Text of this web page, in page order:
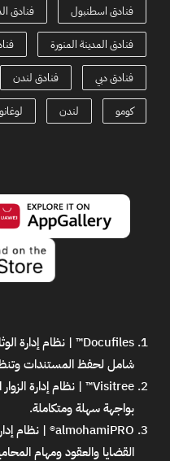
فنادق اسطنبول فنادق
فنادق المدينة المنورة
فنادق دبي فنادق لندن
كومو لندن لوغانو
Docufiles™ | نظام إدارة الوثائق والأرشفة الإلكترونية المتكامل
شامل لحفظ المستندات
Visitree™ | نظام إدارة الزوار الذكي
بواجهة سهلة ومتكاملة.
almohamiPRO® | نظام إدارة الشؤون القانونية
القضايا والعقود ومهام